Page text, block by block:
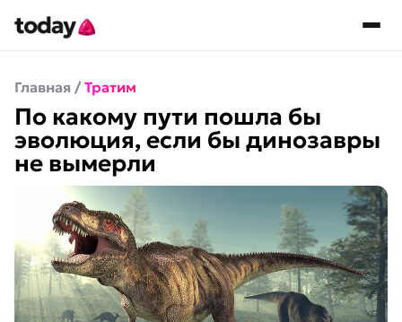
Главная / Тратим
По какому пути пошла бы
эволюция, если бы динозавры
не вымерли